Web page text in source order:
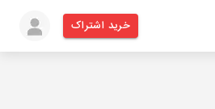
خرید اشتراک